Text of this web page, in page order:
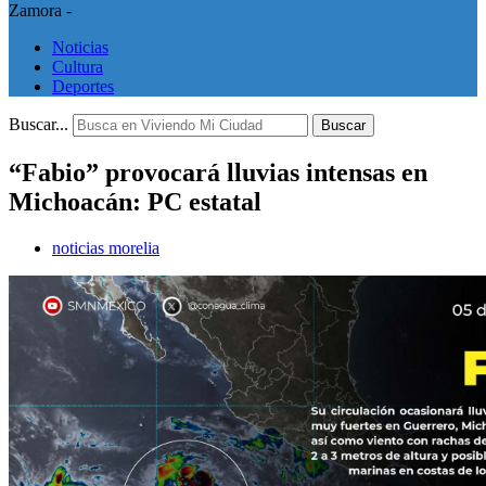
Zamora -
Noticias
Cultura
Deportes
Buscar... Buscar
“Fabio” provocará lluvias intensas en
Michoacán: PC estatal
noticias morelia